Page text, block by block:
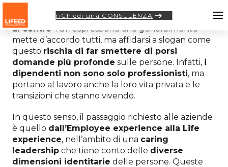
riChiedi una CONSULENZA
Spesso nelle aziende si sente parlare di“persone
al centro” : un’espressione che generalmente
mette d’accordo tutti, ma affidarsi a slogan come
questo rischia di far smettere di porsi
domande più profonde sulle persone. Infatti, i
dipendenti non sono solo professionisti, ma
portano al lavoro anche la loro vita privata e le
transizioni che stanno vivendo.
In questo senso, il passaggio richiesto alle aziende
è quello dall’Employee experience alla Life
experience, nell’ambito di una caring
leadership che tiene conto delle diverse
dimensioni identitarie delle persone. Queste